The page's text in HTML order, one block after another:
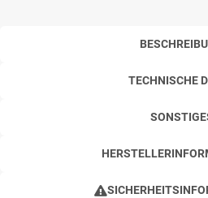
TECHNISCHE